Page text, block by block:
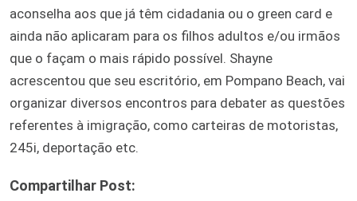
aconselha aos que já têm cidadania ou o green card e
ainda não aplicaram para os filhos adultos e/ou irmãos
que o façam o mais rápido possível. Shayne
acrescentou que seu escritório, em Pompano Beach, vai
organizar diversos encontros para debater as questões
referentes à imigração, como carteiras de motoristas,
245i, deportação etc.
Compartilhar Post: